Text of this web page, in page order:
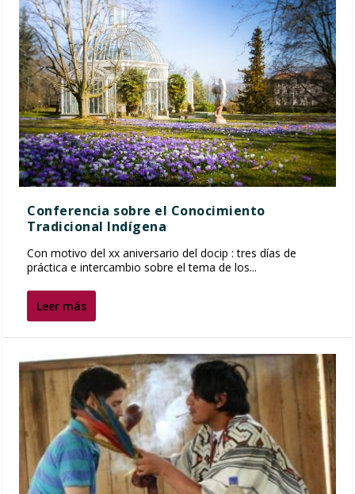
Conferencia sobre el Conocimiento
Tradicional Indígena
Con motivo del xx aniversario del docip : tres días de
práctica e intercambio sobre el tema de los...
Leer más